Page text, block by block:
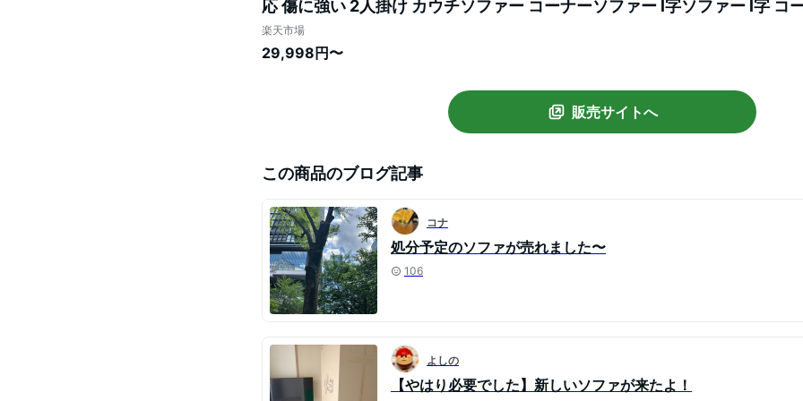
応 傷に強い 2人掛け カウチソファー コーナーソファー l字ソファー l字 コ
掛けソファー 2人掛けソファー 猫 犬 爪 強い 北欧
楽天市場
29,998円〜
販売サイトへ
この商品のブログ記事
コナ
処分予定のソファが売れました〜
106
よしの
【やはり必要でした】新しいソファが来たよ！